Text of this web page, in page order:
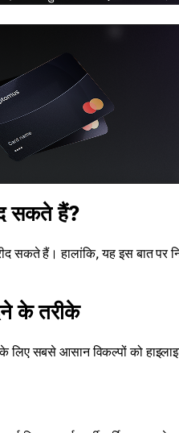
सकते हैं?
हैं। हालांकि, यह इस बात पर
के तरीके
सबसे आसान विकल्पों को